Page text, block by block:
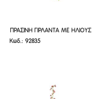
ΠΡΑΣΙΝΗ ΓΙΡΛΑΝΤΑ ΜΕ ΗΛΙΟΥΣ
180ΕΚ
ΠΡΑΣΙΝΗ ΓΙΡΛΑΝΤΑ ΜΕ ΗΛΙΟΥΣ
180ΕΚ
Κωδ.: 92835